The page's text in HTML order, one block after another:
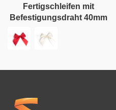
Fertigschleifen mit
Befestigungsdraht 40mm